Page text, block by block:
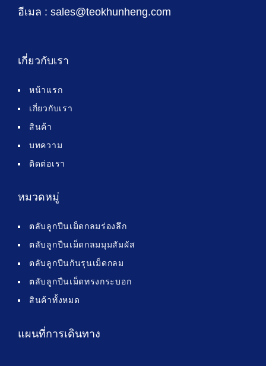
อีเมล : sales@teokhunheng.com
เกี่ยวกับเรา
หน้าแรก
เกี่ยวกับเรา
สินค้า
บทความ
ติดต่อเรา
หมวดหมู่
ตลับลูกปืนเม็ดกลมร่องลึก
ตลับลูกปืนเม็ดกลมมุมสัมผัส
ตลับลูกปืนกันรุนเม็ดกลม
ตลับลูกปืนเม็ดทรงกระบอก
สินค้าทั้งหมด
แผนที่การเดินทาง